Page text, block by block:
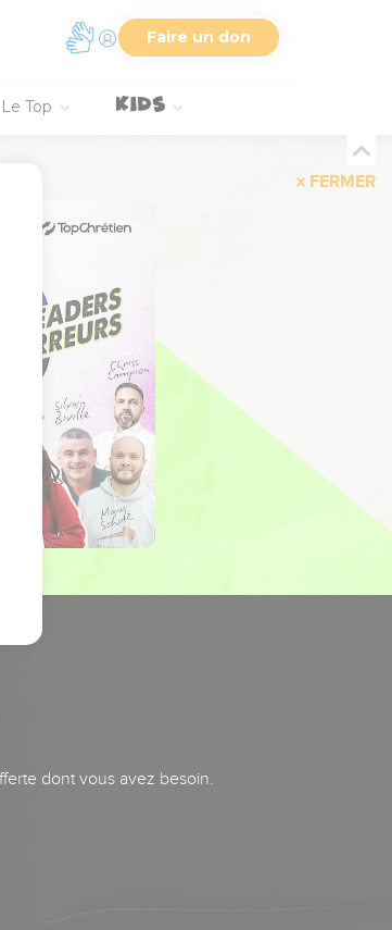
Faire un don
Le Top
FERMER
dont vous avez besoin.